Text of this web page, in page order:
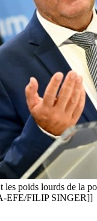
poids lourds de la
EFE/FILIP SINGER]]